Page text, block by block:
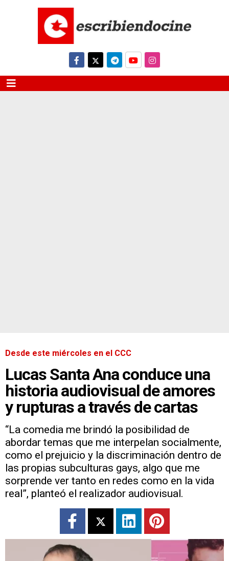
Desde este miércoles en el CCC
Lucas Santa Ana conduce una
historia audiovisual de amores
y rupturas a través de cartas
“La comedia me brindó la posibilidad de
abordar temas que me interpelan socialmente,
como el prejuicio y la discriminación dentro de
las propias subculturas gays, algo que me
sorprende ver tanto en redes como en la vida
real”, planteó el realizador audiovisual.